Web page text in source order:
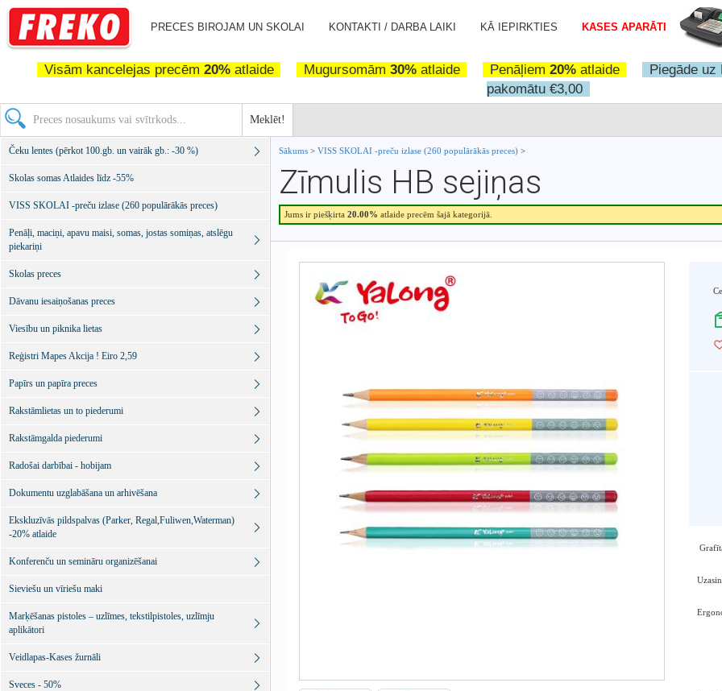
PRECES BIROJAM UN SKOLAI KONTAKTI / DARBA LAIKI KĀ IEPIRKTIES KASES APARĀTI
Visām kancelejas precēm 20%atlaide Mugursomām 30%atlaide Penāļiem 20%atlaide Piegāde uz
pakomātu €3,00
Meklēt!
Sākums > VISS SKOLAI -preču izlase (260 populārākās preces) >
Zīmulis HB sejiņas
Jums ir piešķirta 20.00% atlaide precēm šajā kategorijā.
Čeku lentes (pērkot 100.gb. un vairāk gb.: -30 %)
Skolas somas Atlaides līdz -55%
VISS SKOLAI -preču izlase (260 populārākās preces)
Penāļi, maciņi, apavu maisi, somas, jostas somiņas, atslēgu
piekariņi
Skolas preces
Dāvanu iesaiņošanas preces
Viesību un piknika lietas
Reģistri Mapes Akcija ! Eiro 2,59
Papīrs un papīra preces
Rakstāmlietas un to piederumi
Rakstāmgalda piederumi
Radošai darbībai - hobijam
Dokumentu uzglabāšana un arhivēšana
Ekskluzīvās pildspalvas (Parker, Regal,Fuliwen,Waterman)
-20% atlaide
Konferenču un semināru organizēšanai
Sieviešu un vīriešu maki
Marķēšanas pistoles – uzlīmes, tekstilpistoles, uzlīmju
aplikātori
Veidlapas-Kases žurnāli
Sveces - 50%